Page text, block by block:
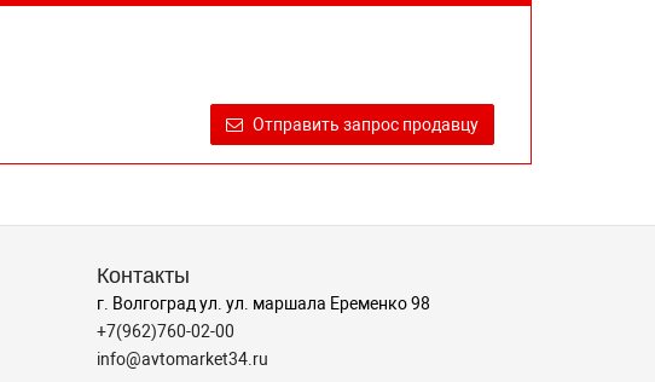
Отправить запрос продавцу
Контакты
г. Волгоград ул. ул. маршала Еременко 98
+7(962)760-02-00
info@avtomarket34.ru